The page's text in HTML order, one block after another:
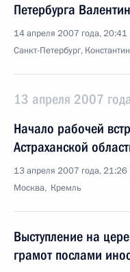
Петербурга
14 апреля 2007 года, 20:41
Санкт-Петербург,
13 апреля 2007
Начало рабочей
Астраханской
13 апреля 2007 года, 21:26
Москва, Кремль
Выступление на
грамот послами